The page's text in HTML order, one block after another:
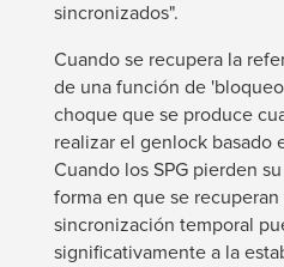
sincronizados".
Cuando se recupera la
de una función de
choque que se produce
realizar el genlock basado
Cuando los SPG pierden
forma en que se
sincronización temporal
significativamente a la